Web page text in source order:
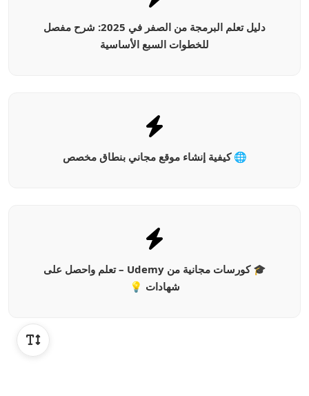
دليل تعلم البرمجة من الصفر في 2025: شرح مفصل
للخطوات السبع الأساسية
🌐 كيفية إنشاء موقع مجاني بنطاق مخصص
🎓 كورسات مجانية من Udemy – تعلم واحصل على
شهادات 💡